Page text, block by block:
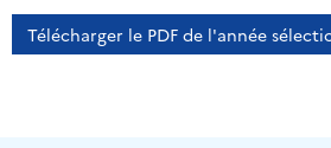
Télécharger le PDF de l'année